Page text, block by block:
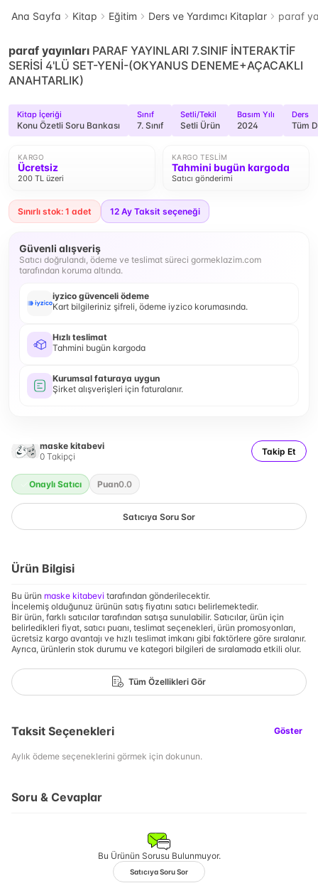
Ana Sayfa Kitap Eğitim Ders ve Yardımcı Kitaplar paraf
paraf yayınları PARAF YAYINLARI 7.SINIF İNTERAKTİF
SERİSİ 4'LÜ SET-YENİ-(OKYANUS DENEME+AÇACAKLI
ANAHTARLIK)
Kitap İçeriği
Konu Özetli Soru Bankası
Sınıf
7. Sınıf
Setli/Tekil
Setli Ürün
Basım Yılı
2024
Ders
Tüm
KARGO
Ücretsiz
200 TL üzeri
KARGO TESLIM
Tahmini bugün kargoda
Satıcı gönderimi
Sınırlı stok: 1 adet 12 Ay Taksit seçeneği
Güvenli alışveriş
Satıcı doğrulandı, ödeme ve teslimat süreci gormeklazim.com
tarafından koruma altında.
iyzico güvenceli ödeme
Kart bilgileriniz şifreli, ödeme iyzico korumasında.
Hızlı teslimat
Tahmini bugün kargoda
Kurumsal faturaya uygun
Şirket alışverişleri için faturalanır.
maske kitabevi
0 Takipçi Takip Et
Onaylı Satıcı Puan0.0
Satıcıya Soru Sor
Ürün Bilgisi
Bu ürün maske kitabevi tarafından gönderilecektir.
İncelemiş olduğunuz ürünün satış fiyatını satıcı belirlemektedir.
Bir ürün, farklı satıcılar tarafından satışa sunulabilir. Satıcılar, ürün için
belirledikleri fiyat, satıcı puanı, teslimat seçenekleri, ürün promosyonları,
ücretsiz kargo avantajı ve hızlı teslimat imkanı gibi faktörlere göre sıralanır.
Ayrıca, ürünlerin stok durumu ve kategori bilgileri de sıralamada etkili olur.
Tüm Özellikleri Gör
Taksit Seçenekleri Göster
Aylık ödeme seçeneklerini görmek için dokunun.
Soru & Cevaplar
Bu Ürünün Sorusu Bulunmuyor.
Satıcıya Soru Sor